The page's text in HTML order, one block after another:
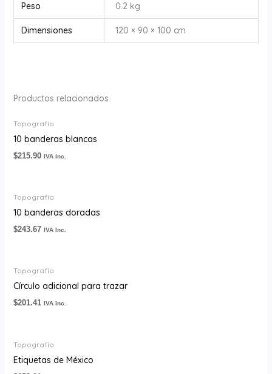
Peso 0.2 kg
Dimensiones 120 × 90 × 100 cm
Productos relacionados
Topografía
10 banderas blancas
$215.90 IVA Inc.
Topografía
10 banderas doradas
$243.67 IVA Inc.
Topografía
Círculo adicional para trazar
$201.41 IVA Inc.
Topografía
Etiquetas de México